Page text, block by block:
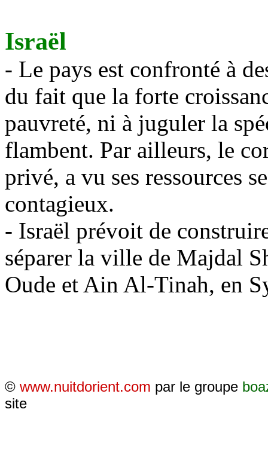
Israël
- Le pays est confronté à
du fait que la forte
pauvreté, ni à juguler la
flambent. Par ailleurs, le
privé, a vu ses ressources
contagieux.
- Israël prévoit de
séparer la ville de Majdal
Oude et Ain Al-Tinah, en
© www.nuitdorient.com par le groupe
site